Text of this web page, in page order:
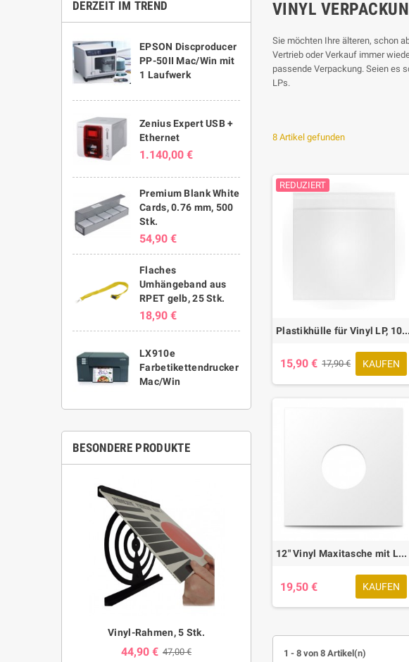
DERZEIT IM TREND
EPSON Discproducer
PP-50II Mac/Win mit
1 Laufwerk
Zenius Expert USB +
Ethernet
1.140,00 €
Premium Blank White
Cards, 0.76 mm, 500
Stk.
54,90 €
Flaches
Umhängeband aus
RPET gelb, 25 Stk.
18,90 €
LX910e
Farbetikettendrucker
Mac/Win
BESONDERE PRODUKTE
Vinyl-Rahmen, 5 Stk.
44,90 € 47,00 €
VINYL
Sie möchten Ihre älteren, schon
Vertrieb oder Verkauf immer
passende Verpackung. Seien es
LPs.
8 Artikel gefunden
REDUZIERT
Plastikhülle für Vinyl LP, 100 Stk.
15,90 € 17,90 € KAUFEN
12" Vinyl Maxitasche mit Loch, weiß, 50 Stk.
19,50 € KAUFEN
1 - 8 von 8 Artikel(n)